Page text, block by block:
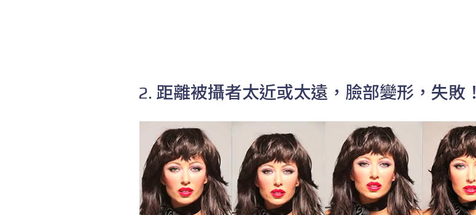
2. 距離被攝者太近或太遠，臉部變形，失敗！